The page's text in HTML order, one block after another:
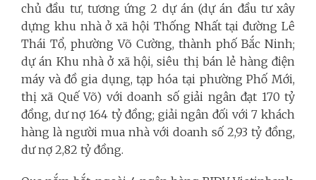
chủ đầu tư, tương ứng 2 dự án (dự án đầu tư xây
dựng khu nhà ở xã hội Thống Nhất tại đường Lê
Thái Tổ, phường Võ Cường, thành phố Bắc Ninh;
dự án Khu nhà ở xã hội, siêu thị bán lẻ hàng điện
máy và đồ gia dụng, tạp hóa tại phường Phố Mới,
thị xã Quế Võ) với doanh số giải ngân đạt 170 tỷ
đồng, dư nợ 164 tỷ đồng; giải ngân đối với 7 khách
hàng là người mua nhà với doanh số 2,93 tỷ đồng,
dư nợ 2,82 tỷ đồng.